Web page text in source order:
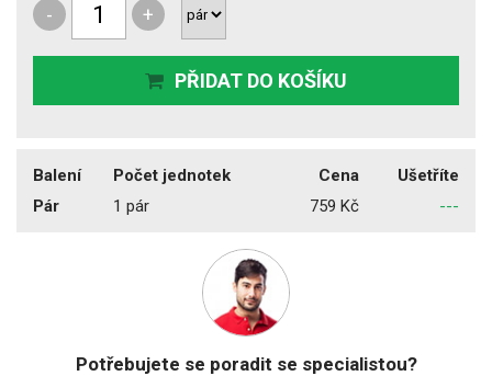
- +
PŘIDAT DO KOŠÍKU
Balení Počet jednotek Cena
Ušetříte
Pár
1 pár 759 Kč ---
Potřebujete se poradit se specialistou?